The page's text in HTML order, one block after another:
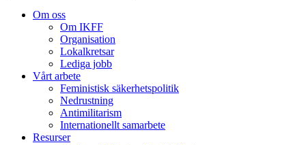
Om oss
Om IKFF
Organisation
Lokalkretsar
Lediga jobb
Vårt arbete
Feministisk säkerhetspolitik
Nedrustning
Antimilitarism
Internationellt samarbete
Resurser